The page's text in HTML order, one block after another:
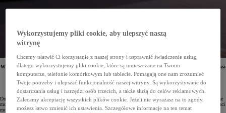
W salonach ruszyła wyprzedaż aut Toyoty z roku produkcji 2023 i od czasu pandemii jest to najszersza
oferta modeli osobowych w różnych wersjach wyposażenia. Rabaty sięgają nawet 20,9 tys. zł,
a dodatkowym atutem jest krótki czas oczekiwania na wybrany egzemplarz.
Dni Otwarte między 13 a 18 listopada to początek wyprzedaży samochodów Toyoty z rocznika 2023. Wybrane
modele są dostępne „od ręki” w dużo niższych cenach z rabatami nawet do 20,9 tys. zł. Podczas zakupu klienci
mogą liczyć na dodatkowe korzyści w formie vouchera na akcesoria o wartości 1 000 zł oraz znakowanie
Wykorzystujemy pliki cookie, aby ulepszyć naszą
witrynę
Chcemy ułatwić Ci korzystanie z naszej strony i usprawnić świadczenie usług,
dlatego wykorzystujemy pliki cookie, które są umieszczane na Twoim
komputerze, telefonie komórkowym lub tablecie. Pomagają one nam zrozumieć
Twoje potrzeby i ulepszać funkcjonalność naszej witryny. Są wykorzystywane do
dostarczania usług i narzędzi osób trzecich, a także służą do celów reklamowych.
Zalecamy akceptację wszystkich plików cookie. Jeżeli nie wyrażasz na to zgody,
możesz łatwo zmienić ich ustawienia. Szczegółowe informacje na ten temat